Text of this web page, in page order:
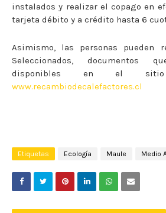
instalados y realizar el copago en
tarjeta débito y a crédito hasta 6
Asimismo, las personas pueden
Seleccionados, documentos
disponibles en el
www.recambiodecalefactores.cl
Etiquetas Ecología Maule Medio